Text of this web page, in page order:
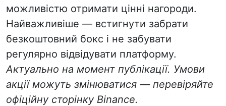
можливістю отримати цінні нагороди.
Найважливіше — встигнути забрати
безкоштовний бокс і не забувати
регулярно відвідувати платформу.
Актуально на момент публікації. Умови
акції можуть змінюватися — перевіряйте
офіційну сторінку Binance.